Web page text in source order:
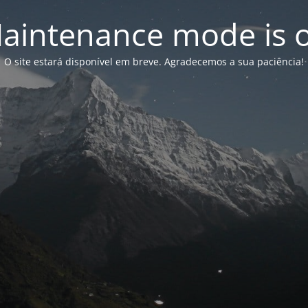
mode is
O site estará disponível em breve. Agradecemos a sua paciência!